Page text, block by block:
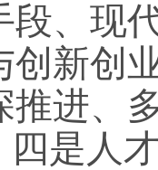
段、现
创新创
推进、
四是人